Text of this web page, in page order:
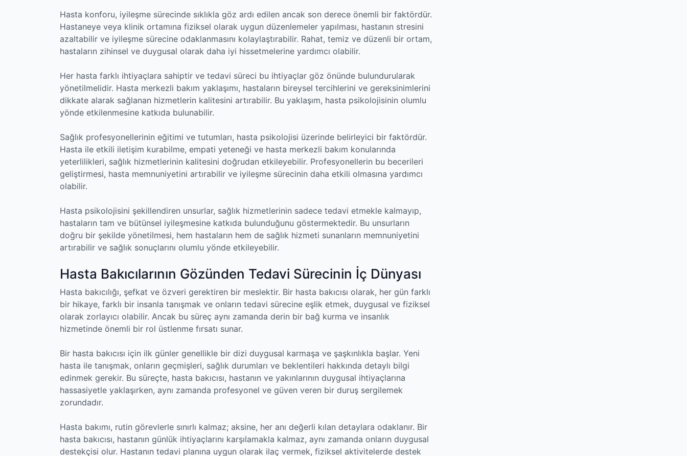
Hasta konforu, iyileşme sürecinde sıklıkla göz ardı edilen ancak son derece önemli bir faktördür.
Hastaneye veya klinik ortamına fiziksel olarak uygun düzenlemeler yapılması, hastanın stresini
azaltabilir ve iyileşme sürecine odaklanmasını kolaylaştırabilir. Rahat, temiz ve düzenli bir ortam,
hastaların zihinsel ve duygusal olarak daha iyi hissetmelerine yardımcı olabilir.
Her hasta farklı ihtiyaçlara sahiptir ve tedavi süreci bu ihtiyaçlar göz önünde bulundurularak
yönetilmelidir. Hasta merkezli bakım yaklaşımı, hastaların bireysel tercihlerini ve gereksinimlerini
dikkate alarak sağlanan hizmetlerin kalitesini artırabilir. Bu yaklaşım, hasta psikolojisinin olumlu
yönde etkilenmesine katkıda bulunabilir.
Sağlık profesyonellerinin eğitimi ve tutumları, hasta psikolojisi üzerinde belirleyici bir faktördür.
Hasta ile etkili iletişim kurabilme, empati yeteneği ve hasta merkezli bakım konularında
yeterlilikleri, sağlık hizmetlerinin kalitesini doğrudan etkileyebilir. Profesyonellerin bu becerileri
geliştirmesi, hasta memnuniyetini artırabilir ve iyileşme sürecinin daha etkili olmasına yardımcı
olabilir.
Hasta psikolojisini şekillendiren unsurlar, sağlık hizmetlerinin sadece tedavi etmekle kalmayıp,
hastaların tam ve bütünsel iyileşmesine katkıda bulunduğunu göstermektedir. Bu unsurların
doğru bir şekilde yönetilmesi, hem hastaların hem de sağlık hizmeti sunanların memnuniyetini
artırabilir ve sağlık sonuçlarını olumlu yönde etkileyebilir.
Hasta Bakıcılarının Gözünden Tedavi Sürecinin İç Dünyası
Hasta bakıcılığı, şefkat ve özveri gerektiren bir meslektir. Bir hasta bakıcısı olarak, her gün farklı
bir hikaye, farklı bir insanla tanışmak ve onların tedavi sürecine eşlik etmek, duygusal ve fiziksel
olarak zorlayıcı olabilir. Ancak bu süreç aynı zamanda derin bir bağ kurma ve insanlık
hizmetinde önemli bir rol üstlenme fırsatı sunar.
Bir hasta bakıcısı için ilk günler genellikle bir dizi duygusal karmaşa ve şaşkınlıkla başlar. Yeni
hasta ile tanışmak, onların geçmişleri, sağlık durumları ve beklentileri hakkında detaylı bilgi
edinmek gerekir. Bu süreçte, hasta bakıcısı, hastanın ve yakınlarının duygusal ihtiyaçlarına
hassasiyetle yaklaşırken, aynı zamanda profesyonel ve güven veren bir duruş sergilemek
zorundadır.
Hasta bakımı, rutin görevlerle sınırlı kalmaz; aksine, her anı değerli kılan detaylara odaklanır. Bir
hasta bakıcısı, hastanın günlük ihtiyaçlarını karşılamakla kalmaz, aynı zamanda onların duygusal
destekçisi olur. Hastanın tedavi planına uygun olarak ilaç vermek, fiziksel aktivitelerde destek